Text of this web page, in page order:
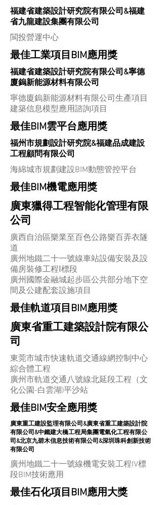
福建省建築設計研究院有限公司&福建
省九龍建設集團有限公司
閩投營運中心
最佳工業項目BIM應用獎
福建省建築設計研究院有限公司&寧德
廈鎢新能源材料有限公司
寧德廈鎢新能源材料有限公司生產項目
建築信息模型應用諮詢項目
最佳BIM雲平台應用獎
福州市規劃設計研究院&福建品成建設
工程顧問有限公司
海綿城市規劃建設BIM動態管控平台
最佳BIM機電應用獎
廣東獵得工程智能化管理有限
公司
廣西自治區樂業至百色公路樂百弄衣隧
道
廣州地鐵二十一號線車站設備安裝及設
備房裝修工程Ⅰ標段
廣州國際金融城起步區公共部分地下空
間及公建配套設施項目
最佳軌道項目BIM應用獎
廣東省重工建築設計院有限公
司
東莞市城市快速軌道交通線網控制中心
綜合體工程
廣州市軌道交通八號線北延段工程（文
化公園-白雲湖)平沙站
最佳BIM安全應用獎
廣東重工建設監理有限公司&廣東省重工建築設計院
有限公司&中鐵建大橋工程局集團電氣化工程有限公
司&北京九碧木信息技術有限公司&深圳珠科創新技術
有限公司
廣州地鐵二十一號線機電安裝工程IV標
段BIM技術應用
最佳石化項目BIM應用大獎